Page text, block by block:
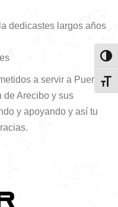
dedicastes largos años
a servir a Puerto
de Arecibo y sus
y apoyando y así tu